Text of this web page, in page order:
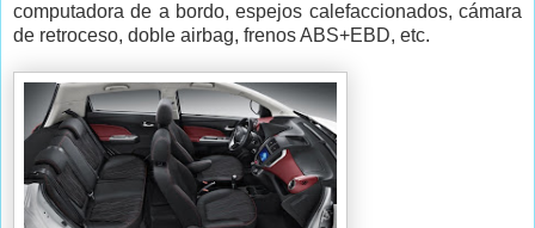
computadora de a bordo, espejos calefaccionados, cámara
de retroceso, doble airbag, frenos ABS+EBD, etc.